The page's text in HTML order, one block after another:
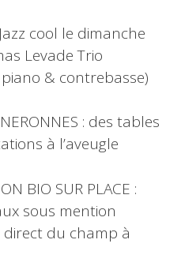
cool le dimanche
Levade Trio
& contrebasse)
: des tables
à l’aveugle
BIO SUR PLACE :
sous mention
du champ à